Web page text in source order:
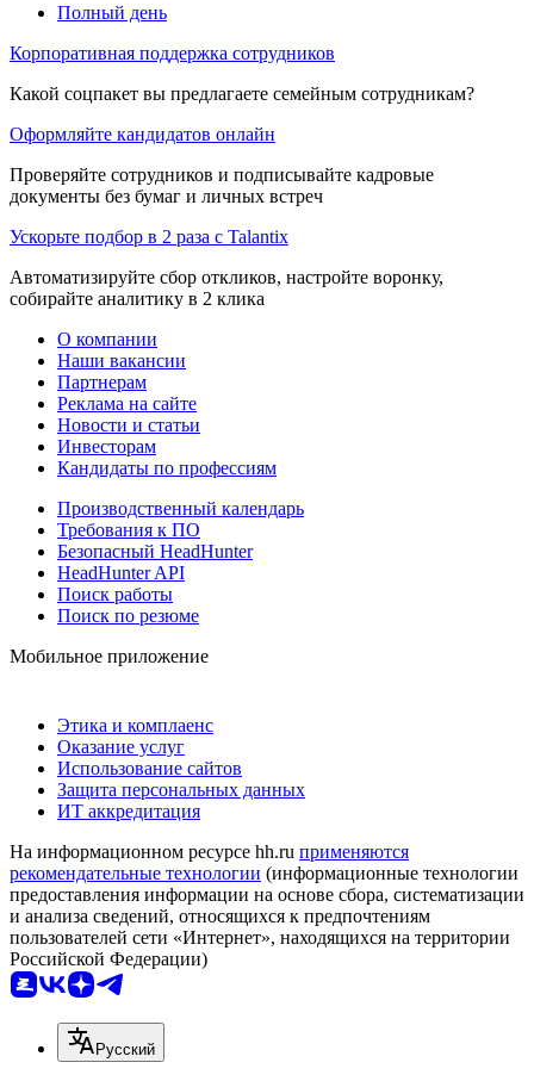
Полный день
Корпоративная поддержка сотрудников
Какой соцпакет вы предлагаете семейным сотрудникам?
Оформляйте кандидатов онлайн
Проверяйте сотрудников и подписывайте кадровые
документы без бумаг и личных встреч
Ускорьте подбор в 2 раза с Talantix
Автоматизируйте сбор откликов, настройте воронку,
собирайте аналитику в 2 клика
О компании
Наши вакансии
Партнерам
Реклама на сайте
Новости и статьи
Инвесторам
Кандидаты по профессиям
Производственный календарь
Требования к ПО
Безопасный HeadHunter
HeadHunter API
Поиск работы
Поиск по резюме
Мобильное приложение
Этика и комплаенс
Оказание услуг
Использование сайтов
Защита персональных данных
ИТ аккредитация
На информационном ресурсе hh.ru применяются
рекомендательные технологии (информационные технологии
предоставления информации на основе сбора, систематизации
и анализа сведений, относящихся к предпочтениям
пользователей сети «Интернет», находящихся на территории
Российской Федерации)
Русский